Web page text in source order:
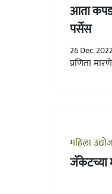
आता
पर्सेस
26 Dec.
प्रणिता
महिला
जॅकेटच्या